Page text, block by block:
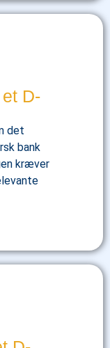
D-
det
bank
kræver